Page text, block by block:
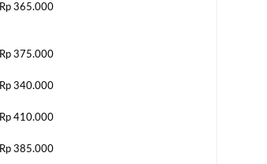
Rp 365.000
Rp 375.000
Rp 340.000
Rp 410.000
Rp 385.000